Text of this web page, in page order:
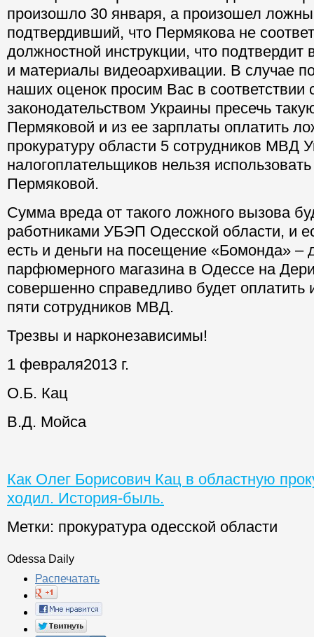
произошло 30 января, а произошел
подтвердивший, что Пермякова не
должностной инструкции, что
и материалы видеоархивации. В случае
наших оценок просим Вас в соответствии
законодательством Украины пресечь
Пермяковой и из ее зарплаты оплатить
прокуратуру области 5 сотрудников МВД
налогоплательщиков нельзя
Пермяковой.
Сумма вреда от такого ложного вызова
работниками УБЭП Одесской области, и
есть и деньги на посещение «Бомонда» –
парфюмерного магазина в Одессе на
совершенно справедливо будет
пяти сотрудников МВД.
Трезвы и нарконезависимы!
1 февраля2013 г.
О.Б. Кац
В.Д. Мойса
Как Олег Борисович Кац в областную
ходил. История-быль.
Метки: прокуратура одесской области
Odessa Daily
Распечатать